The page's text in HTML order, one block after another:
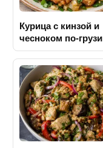
Курица с кинзой и
чесноком по-